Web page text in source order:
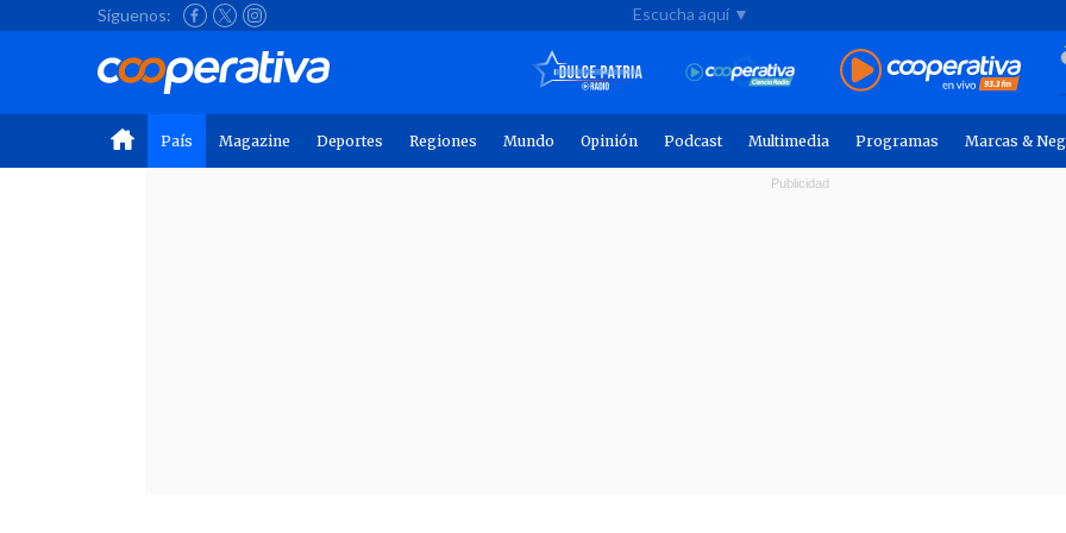
Síguenos: Escucha aquí ▼
País Magazine Deportes Regiones Mundo Opinión Podcast Multimedia Programas Marcas &